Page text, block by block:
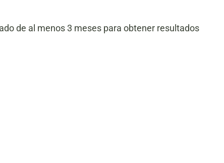
de al menos 3 meses para obtener resultados